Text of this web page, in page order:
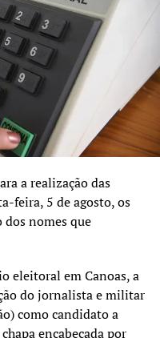
Pública de
Canoas diz que
eleito
a realização das
feira, 5 de agosto, os
nomes que
eleitoral em Canoas, a
do jornalista e militar
como candidato a
encabeçada por